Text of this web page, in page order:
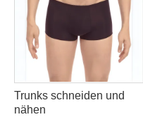
Trunks schneiden und
nähen